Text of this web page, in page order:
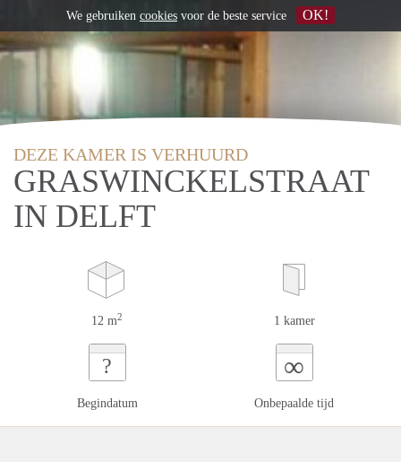
DEZE KAMER IS VERHUURD
GRASWINCKELSTRAAT
IN DELFT
12 m2 1 kamer
?
Begindatum
∞
Onbepaalde tijd
We gebruiken cookies voor de beste service OK!